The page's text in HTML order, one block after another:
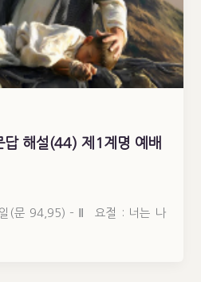
답 해설(44) 제1계명 예배
– Ⅱ 요절 : 너는 나